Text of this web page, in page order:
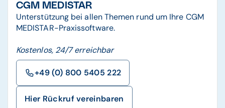
CGM MEDISTAR
Unterstützung bei allen Themen rund um Ihre CGM
MEDISTAR-Praxissoftware.
Kostenlos, 24/7 erreichbar
+49 (0) 800 5405 222
Hier Rückruf vereinbaren